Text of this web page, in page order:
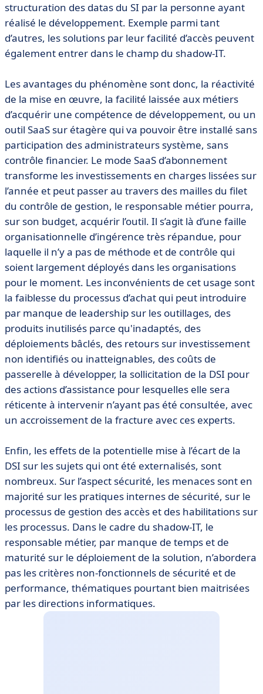
structuration des datas du SI par la personne ayant
réalisé le développement. Exemple parmi tant
d’autres, les solutions par leur facilité d’accès peuvent
également entrer dans le champ du shadow-IT.
Les avantages du phénomène sont donc, la réactivité
de la mise en œuvre, la facilité laissée aux métiers
d’acquérir une compétence de développement, ou un
outil SaaS sur étagère qui va pouvoir être installé sans
participation des administrateurs système, sans
contrôle financier. Le mode SaaS d’abonnement
transforme les investissements en charges lissées sur
l’année et peut passer au travers des mailles du filet
du contrôle de gestion, le responsable métier pourra,
sur son budget, acquérir l’outil. Il s’agit là d’une faille
organisationnelle d’ingérence très répandue, pour
laquelle il n’y a pas de méthode et de contrôle qui
soient largement déployés dans les organisations
pour le moment. Les inconvénients de cet usage sont
la faiblesse du processus d’achat qui peut introduire
par manque de leadership sur les outillages, des
produits inutilisés parce qu'inadaptés, des
déploiements bâclés, des retours sur investissement
non identifiés ou inatteignables, des coûts de
passerelle à développer, la sollicitation de la DSI pour
des actions d’assistance pour lesquelles elle sera
réticente à intervenir n’ayant pas été consultée, avec
un accroissement de la fracture avec ces experts.
Enfin, les effets de la potentielle mise à l’écart de la
DSI sur les sujets qui ont été externalisés, sont
nombreux. Sur l’aspect sécurité, les menaces sont en
majorité sur les pratiques internes de sécurité, sur le
processus de gestion des accès et des habilitations sur
les processus. Dans le cadre du shadow-IT, le
responsable métier, par manque de temps et de
maturité sur le déploiement de la solution, n’abordera
pas les critères non-fonctionnels de sécurité et de
performance, thématiques pourtant bien maitrisées
par les directions informatiques.